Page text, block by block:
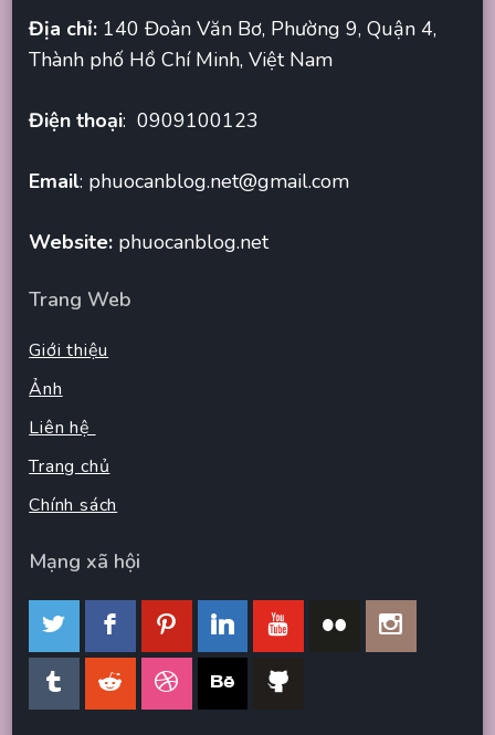
Địa chỉ: 140 Đoàn Văn Bơ, Phường 9, Quận 4,
Thành phố Hồ Chí Minh, Việt Nam
Điện thoại: 0909100123
Email: phuocanblog.net@gmail.com
Website: phuocanblog.net
Trang Web
Giới thiệu
Ảnh
Liên hệ
Trang chủ
Chính sách
Mạng xã hội